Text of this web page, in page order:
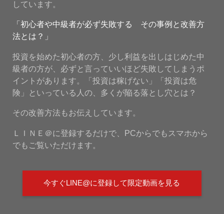
しています。
「初心者や中級者が必ず失敗する その事例と改善方
法とは？」
投資を始めた初心者の方、少し利益を出しはじめた中
級者の方が、必ずと言っていいほど失敗してしまうポ
イントがあります。「投資は稼げない」「投資は危
険」といっている人の、多くが陥る落とし穴とは？
その改善方法もお伝えしています。
ＬＩＮＥ＠に登録するだけで、PCからでもスマホから
でもご覧いただけます。
今すぐLINE@に登録して限定動画を見る